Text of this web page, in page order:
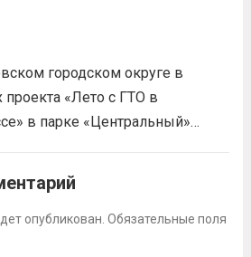
не просто проверкой
спорта.Поддерживая друг
и девушки показывают
результаты, подтверждая,...
городском округе в
проекта «Лето с ГТО в
в парке «Центральный»
комплекса «Готов к труду
(ГТО)!Все желающие
опубликован. Обязательные поля